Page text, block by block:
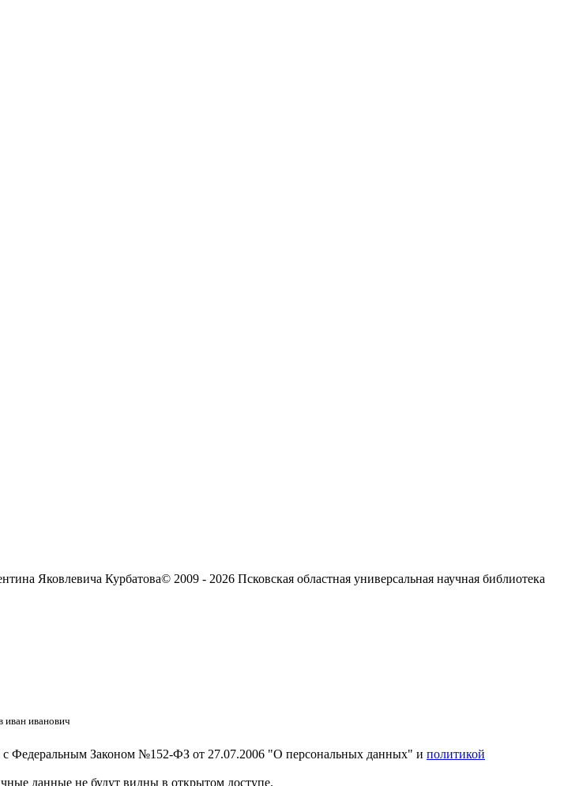
Яковлевича Курбатова© 2009 - 2026 Псковская областная универсальная научная библиотека
иванович
с Федеральным Законом №152-ФЗ от 27.07.2006 "О персональных данных" и политикой
данные не будут видны в открытом доступе.